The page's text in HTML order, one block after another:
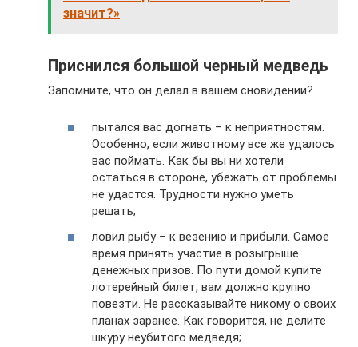
значит?»
Приснился большой черный медведь
Запомните, что он делал в вашем сновидении?
пытался вас догнать – к неприятностям.
Особенно, если животному все же удалось
вас поймать. Как бы вы ни хотели
остаться в стороне, убежать от проблемы
не удастся. Трудности нужно уметь
решать;
ловил рыбу – к везению и прибыли. Самое
время принять участие в розыгрыше
денежных призов. По пути домой купите
лотерейный билет, вам должно крупно
повезти. Не рассказывайте никому о своих
планах заранее. Как говорится, не делите
шкуру неубитого медведя;